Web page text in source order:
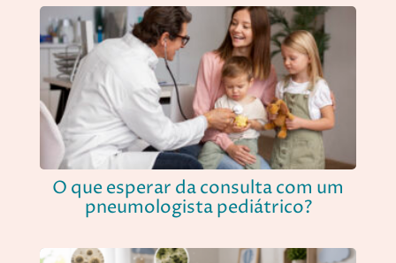
O que esperar da consulta com um
pneumologista pediátrico?